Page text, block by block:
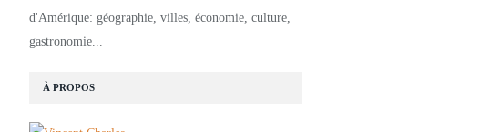
d'Amérique: géographie, villes, économie, culture,
gastronomie...
À PROPOS